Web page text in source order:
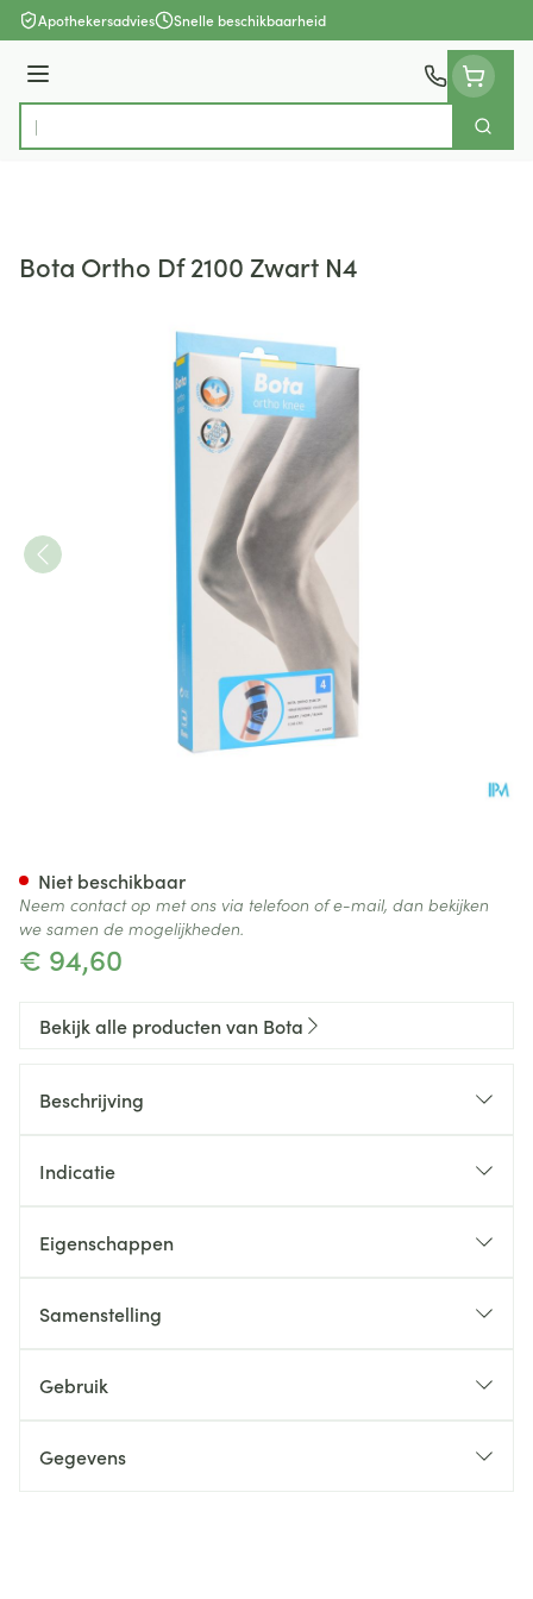
Ga naar de inhoud
Apothekersadvies Snelle beschikbaarheid
Menu
Product, merk, categorie...
Zoek
Bota Ortho Df 2100 Zwart N4
€ 94,60
Niet beschikbaar
Neem contact op met ons via telefoon of e-mail, dan bekijken
we samen de mogelijkheden.
Bekijk alle producten van Bota
Beschrijving
Indicatie
Eigenschappen
Samenstelling
Gebruik
Gegevens